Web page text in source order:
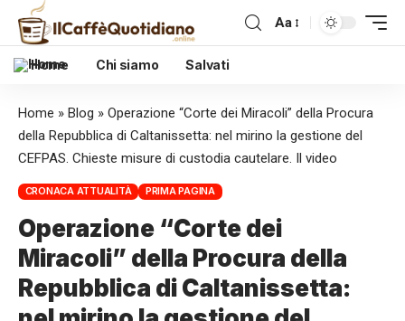
Aa
Home Chi siamo Salvati
Home » Blog » Operazione “Corte dei Miracoli” della Procura
della Repubblica di Caltanissetta: nel mirino la gestione del
CEFPAS. Chieste misure di custodia cautelare. Il video
CRONACA ATTUALITÀ PRIMA PAGINA
Operazione “Corte dei
Miracoli” della Procura della
Repubblica di Caltanissetta: